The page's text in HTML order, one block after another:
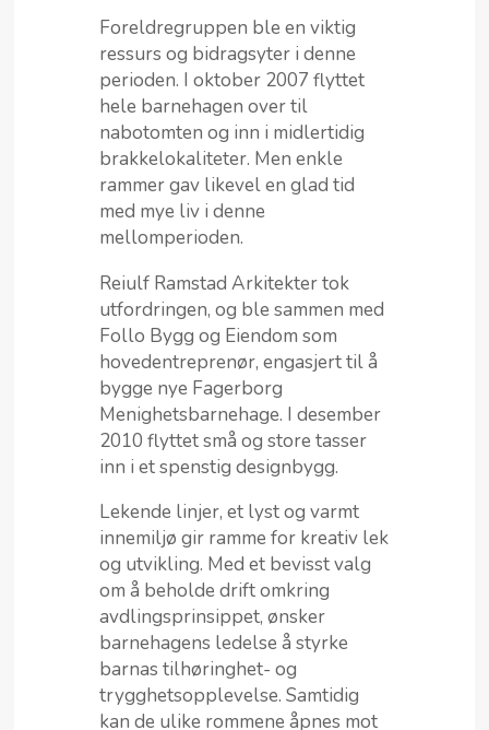
Foreldregruppen ble en viktig
ressurs og bidragsyter i denne
perioden. I oktober 2007 flyttet
hele barnehagen over til
nabotomten og inn i midlertidig
brakkelokaliteter. Men enkle
rammer gav likevel en glad tid
med mye liv i denne
mellomperioden.
Reiulf Ramstad Arkitekter tok
utfordringen, og ble sammen med
Follo Bygg og Eiendom som
hovedentreprenør, engasjert til å
bygge nye Fagerborg
Menighetsbarnehage. I desember
2010 flyttet små og store tasser
inn i et spenstig designbygg.
Lekende linjer, et lyst og varmt
innemiljø gir ramme for kreativ lek
og utvikling. Med et bevisst valg
om å beholde drift omkring
avdlingsprinsippet, ønsker
barnehagens ledelse å styrke
barnas tilhøringhet- og
trygghetsopplevelse. Samtidig
kan de ulike rommene åpnes mot